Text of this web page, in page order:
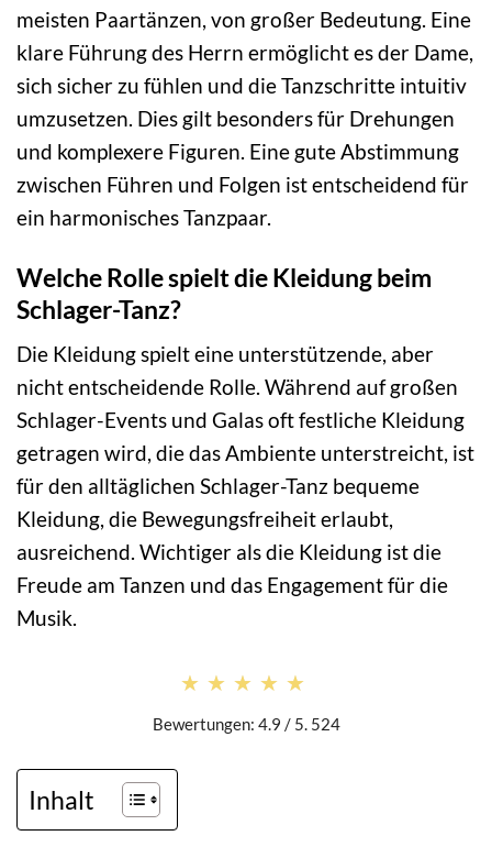
meisten Paartänzen, von großer Bedeutung. Eine
klare Führung des Herrn ermöglicht es der Dame,
sich sicher zu fühlen und die Tanzschritte intuitiv
umzusetzen. Dies gilt besonders für Drehungen
und komplexere Figuren. Eine gute Abstimmung
zwischen Führen und Folgen ist entscheidend für
ein harmonisches Tanzpaar.
Welche Rolle spielt die Kleidung beim
Schlager-Tanz?
Die Kleidung spielt eine unterstützende, aber
nicht entscheidende Rolle. Während auf großen
Schlager-Events und Galas oft festliche Kleidung
getragen wird, die das Ambiente unterstreicht, ist
für den alltäglichen Schlager-Tanz bequeme
Kleidung, die Bewegungsfreiheit erlaubt,
ausreichend. Wichtiger als die Kleidung ist die
Freude am Tanzen und das Engagement für die
Musik.
★★★★★
★★★★★
Bewertungen: 4.9 / 5. 524
Inhalt